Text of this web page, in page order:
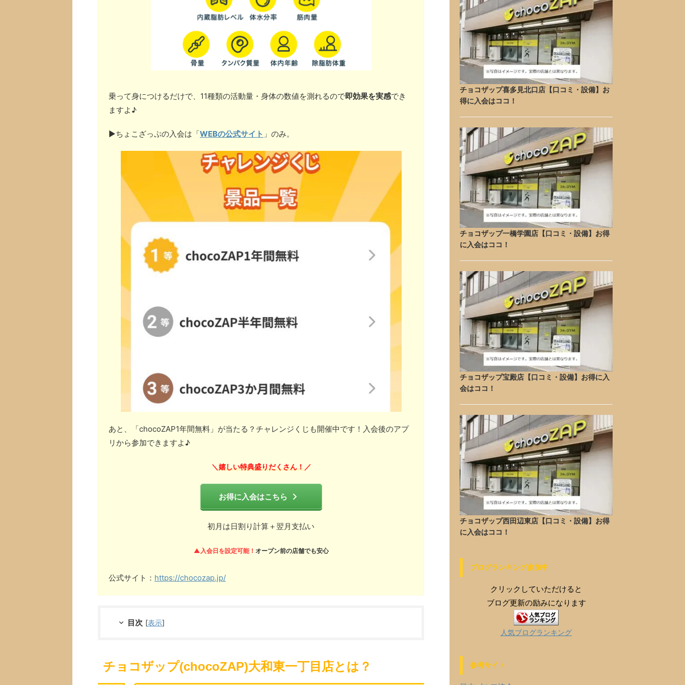
乗って身につけるだけで、11種類の活動量・身体の数値を測れるので即効果を実感でき
ますよ♪
▶︎ちょこざっぷの入会は「WEBの公式サイト 」のみ。
あと、「chocoZAP1年間無料」が当たる？チャレンジくじも開催中です！入会後のアプ
リから参加できますよ♪
＼ 嬉しい特典盛りだくさん！／
お得に入会はこちら
初月は日割り計算＋翌月支払い
▲入会日を設定可能！ オープン前の店舗でも安心
公式サイト： https://chocozap.jp/
目次 [表示]
チョコザップ(chocoZAP)大和東一丁目店とは？
チョコザップ喜多見北口店【口コミ・設備】お
得に入会はココ！
チョコザップ一橋学園店【口コミ・設備】お得
に入会はココ！
チョコザップ宝殿店【口コミ・設備】お得に入
会はココ！
チョコザップ西田辺東店【口コミ・設備】お得
に入会はココ！
ブログランキング参加中
クリックしていただけると
ブログ更新の励みになります
人気ブログランキング
参考サイト